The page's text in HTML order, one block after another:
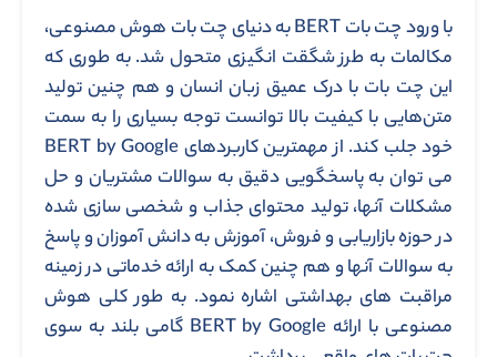
با ورود چت بات BERT به دنیای چت بات هوش مصنوعی،
مکالمات به طرز شگقت انگیزی متحول شد. به طوری که
این چت بات با درک عمیق زبان انسان و هم چنین تولید
متن‌هایی با کیفیت بالا توانست توجه بسیاری را به سمت
خود جلب کند. از مهمترین کاربردهای BERT by Google
می توان به پاسخگویی دقیق به سوالات مشتریان و حل
مشکلات آنها، تولید محتوای جذاب و شخصی سازی شده
در حوزه بازاریابی و فروش، آموزش به دانش آموزان و پاسخ
به سوالات آنها و هم چنین کمک به ارائه خدماتی در زمینه
مراقبت های بهداشتی اشاره نمود. به طور کلی هوش
مصنوعی با ارائه BERT by Google گامی بلند به سوی